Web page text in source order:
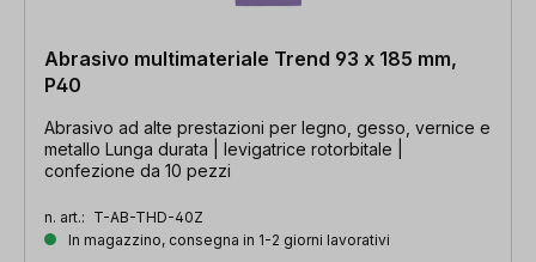
Abrasivo multimateriale Trend 93 x 185 mm,
P40
Abrasivo ad alte prestazioni per legno, gesso, vernice e
metallo Lunga durata | levigatrice rotorbitale |
confezione da 10 pezzi
n. art.: T-AB-THD-40Z
In magazzino, consegna in 1-2 giorni lavorativi